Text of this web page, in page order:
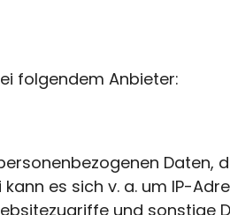
folgendem Anbieter:
es sich v. a. um IP-
und sonstige